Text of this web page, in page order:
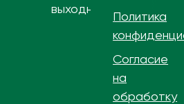
выходной
Политика
Согласие
на
обработку